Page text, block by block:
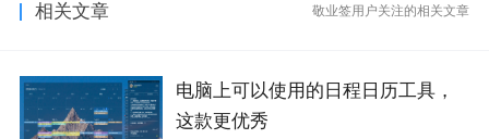
相关文章 敬业签用户关注的相关文章
电脑上可以使用的日程日历工具，
这款更优秀